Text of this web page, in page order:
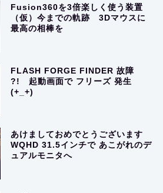
Fusion360を3倍楽しく使う装置
（仮）今までの軌跡 3Dマウスに
最高の相棒を
FLASH FORGE FINDER 故障
?! 起動画面で フリーズ 発生
(+_+)
あけましておめでとうございます
WQHD 31.5インチで あこがれのデ
ュアルモニタへ